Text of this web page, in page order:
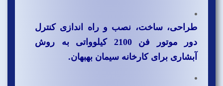
طراحی، ساخت، نصب و راه اندازی کنترل
دور موتور فن 2100 کیلوواتی به روش
آبشاری برای کارخانه سیمان بهبهان.